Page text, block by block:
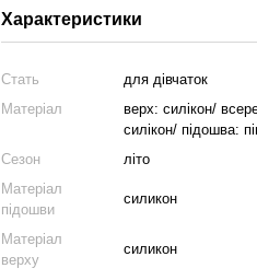
Характеристики
Стать
для дівчаток
Матеріал
верх: силікон/
силікон/ підошва:
Сезон
літо
Матеріал
підошви
силикон
Матеріал
верху
силикон